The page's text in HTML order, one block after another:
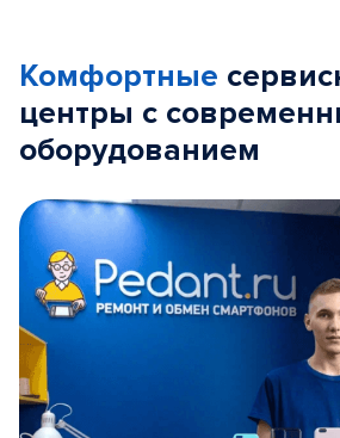
Комфортные
центры с
оборудованием